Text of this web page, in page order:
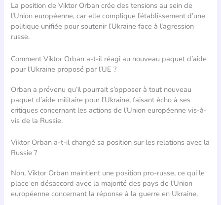
La position de Viktor Orban crée des tensions au sein de
l’Union européenne, car elle complique l’établissement d’une
politique unifiée pour soutenir l’Ukraine face à l’agression
russe.
Comment Viktor Orban a-t-il réagi au nouveau paquet d’aide
pour l’Ukraine proposé par l’UE ?
Orban a prévenu qu’il pourrait s’opposer à tout nouveau
paquet d’aide militaire pour l’Ukraine, faisant écho à ses
critiques concernant les actions de l’Union européenne vis-à-
vis de la Russie.
Viktor Orban a-t-il changé sa position sur les relations avec la
Russie ?
Non, Viktor Orban maintient une position pro-russe, ce qui le
place en désaccord avec la majorité des pays de l’Union
européenne concernant la réponse à la guerre en Ukraine.